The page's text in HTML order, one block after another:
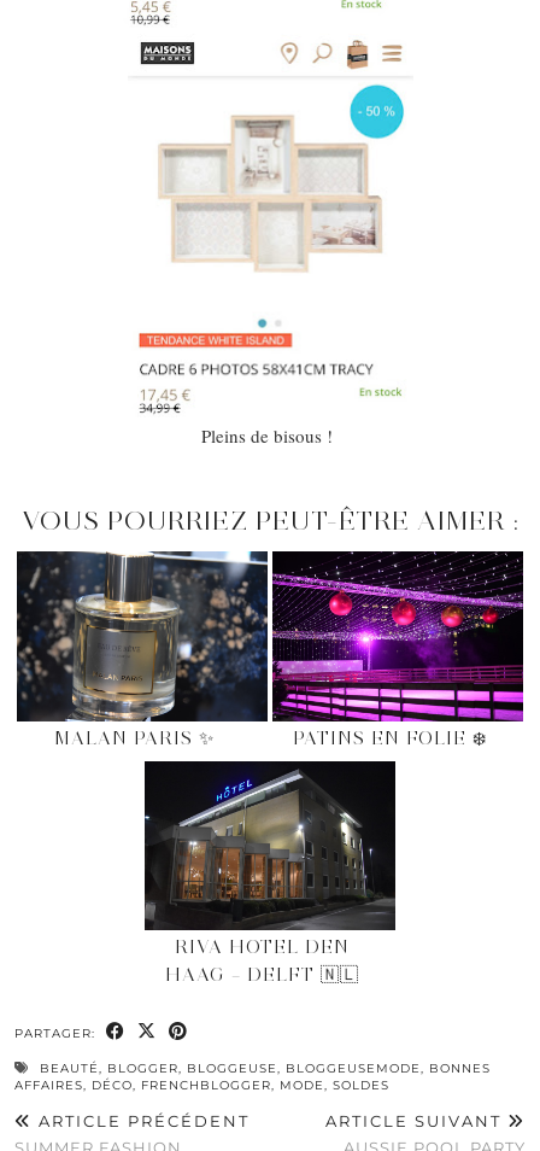
Pleins de bisous !
VOUS POURRIEZ PEUT-ÊTRE AIMER :
MALAN PARIS ✨ PATINS EN FOLIE ❄️
RIVA HOTEL DEN
HAAG – DELFT 🇳🇱
PARTAGER:
BEAUTÉ, BLOGGER, BLOGGEUSE, BLOGGEUSEMODE, BONNES
AFFAIRES, DÉCO, FRENCHBLOGGER, MODE, SOLDES
ARTICLE PRÉCÉDENT
ARTICLE SUIVANT